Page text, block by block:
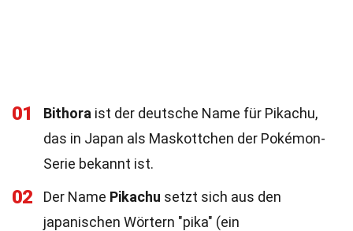
01 Bithora ist der deutsche Name für Pikachu,
das in Japan als Maskottchen der Pokémon-
Serie bekannt ist.
02 Der Name Pikachu setzt sich aus den
japanischen Wörtern "pika" (ein